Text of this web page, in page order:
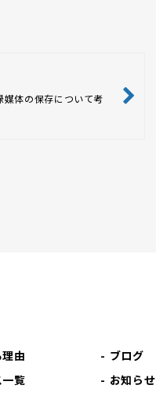
媒体の保存について考
由
覧
ブログ
お知らせ